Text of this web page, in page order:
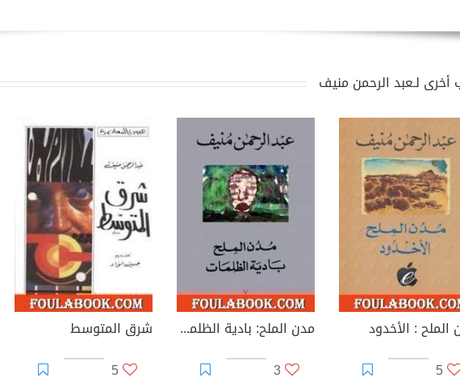
أخرى لـعبد الرحمن منيف
الملح : الأخدود
5
مدن الملح: بادية الظلمات
3
شرق المتوسط
5